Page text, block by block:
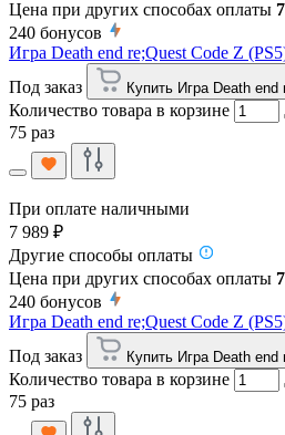
Цена при других способах оплаты
240 бонусов
Игра Death end re;Quest Code Z
Под заказ
Купить Игра Death
Количество товара в корзине
75 раз
При оплате наличными
7 989 ₽
Другие способы оплаты
Цена при других способах оплаты
240 бонусов
Игра Death end re;Quest Code Z
Под заказ
Купить Игра Death
Количество товара в корзине
75 раз